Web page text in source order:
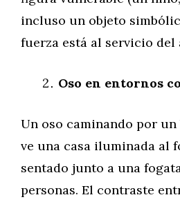
incluso un objeto
fuerza está al servicio del
Oso en entornos
Un oso caminando por
ve una casa iluminada al
sentado junto a una
personas. El contraste